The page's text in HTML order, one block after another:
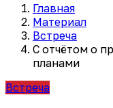
Главная
Материал
Встреча
С отчётом о
планами
Встреча